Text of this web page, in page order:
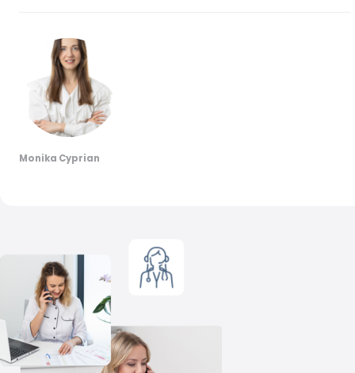
Monika Cyprian